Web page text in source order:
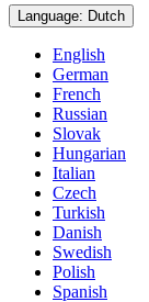
Language: Dutch
English
German
French
Russian
Slovak
Hungarian
Italian
Czech
Turkish
Danish
Swedish
Polish
Spanish